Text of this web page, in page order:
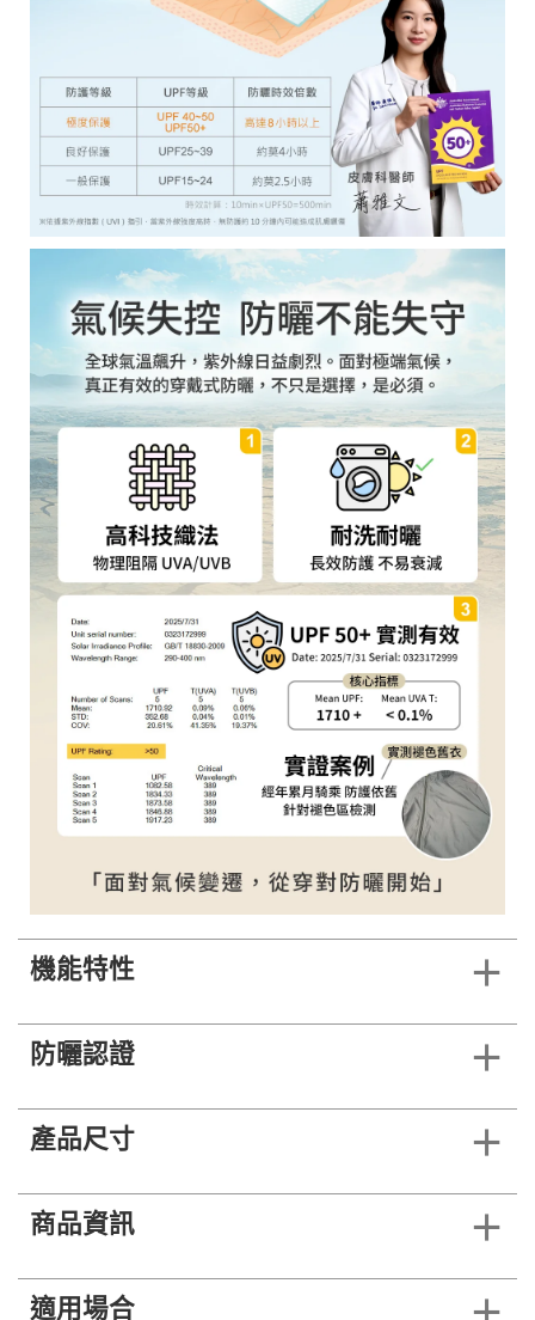
機能特性
防曬認證
產品尺寸
商品資訊
適用場合